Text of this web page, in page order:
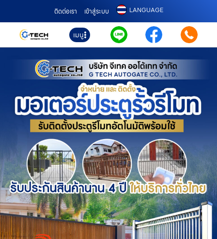
ติดต่อเรา เข้าสู่ระบบ LANGUAGE
เมนู